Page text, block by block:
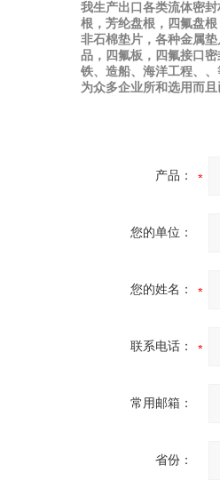
我生产出口各类流体密
根，芳纶盘根，四氟盘
非石棉垫片，各种金属
品，四氟板，四氟接口
铁、造船、海洋工程、
为众多企业所和选用而
产品：
您的单位：
您的姓名：
联系电话：
常用邮箱：
省份：